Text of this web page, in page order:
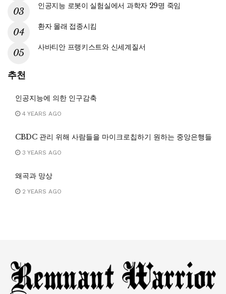
인공지능 로봇이 실험실에서 과학자 29명 죽임
환자 몰래 접종시킴
사바티안 프랭키스트와 신세계질서
추천
인공지능에 의한 인구감축
4 YEARS AGO
CBDC 관리 위해 사람들을 마이크로칩하기 원하는 중앙은행들
3 YEARS AGO
왜곡과 망상
2 YEARS AGO